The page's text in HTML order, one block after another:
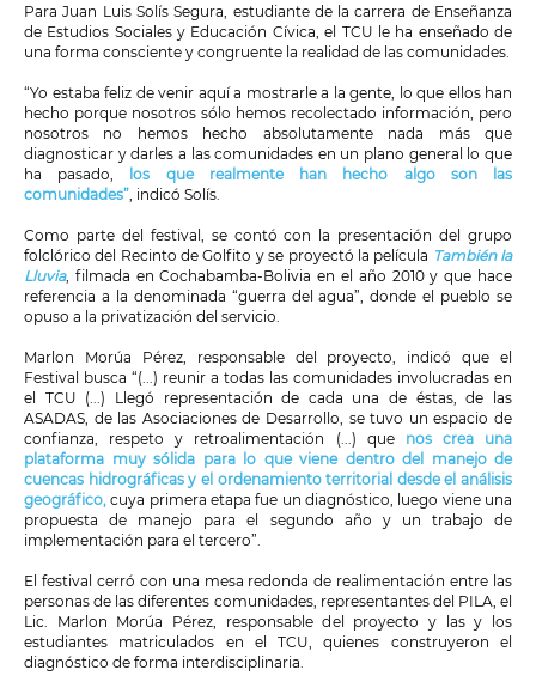
ParaJuan Luis Solís Segura, estudiante de la carrera de Enseñanza
de Estudios Sociales y Educación Cívica, el TCU le ha enseñado de
una forma consciente y congruente la realidad de las comunidades.
“Yo estaba feliz de venir aquí a mostrarle a la gente, lo que ellos han
hecho porque nosotros sólo hemos recolectado información, pero
nosotros no hemos hecho absolutamente nada más que
diagnosticar y darles a las comunidades en un plano general lo que
ha pasado,
los que realmente han hecho algo son las
comunidades”, indicó Solís.
Como parte del festival, se contó con la presentación del grupo
folclórico del Recinto de Golfito y se proyectó la película También la
Lluvia, filmada en Cochabamba-Bolivia en el año 2010 y que hace
referencia a la denominada “guerra del agua”, donde el pueblo se
opuso a la privatización del servicio.
Marlon Morúa Pérez, responsable del proyecto, indicó que el
Festival busca “(...) reunir a todas las comunidades involucradas en
el TCU (...) Llegó representación de cada una de éstas, de las
ASADAS, de las Asociaciones de Desarrollo, se tuvo un espacio de
confianza, respeto y retroalimentación (...) que nos crea una
plataforma muy sólida para lo que viene dentro del manejo de
cuencas hidrográficas y el ordenamiento territorial desde el análisis
geográfico, cuya primera etapa fue un diagnóstico, luego viene una
propuesta de manejo para el segundo año y un trabajo de
implementación para el tercero”.
El festival cerró con una mesa redonda de realimentación entre las
personas de las diferentes comunidades, representantes del PILA, el
Lic. Marlon Morúa Pérez, responsable del proyecto y las y los
estudiantes matriculados en el TCU, quienes construyeron el
diagnóstico de forma interdisciplinaria.